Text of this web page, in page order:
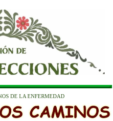
DE LA ENFERMEDAD